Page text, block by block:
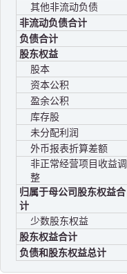
其他非流动负债
非流动负债合计
负债合计
股东权益
股本
资本公积
盈余公积
库存股
未分配利润
外币报表折算差额
非正常经营项目收益调
整
归属于母公司股东权益合
计
少数股东权益
股东权益合计
负债和股东权益总计